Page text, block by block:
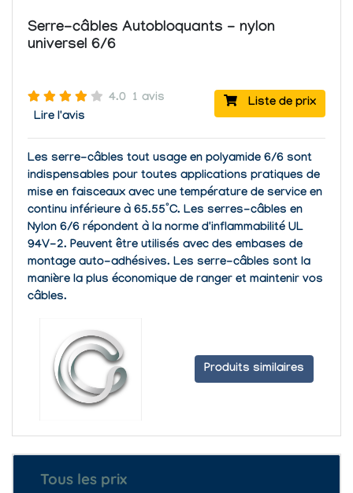
Serre-câbles Autobloquants - nylon
universel 6/6
Liste de prix
4.0 1 avis
Lire l'avis
Les serre-câbles tout usage en polyamide 6/6 sont
indispensables pour toutes applications pratiques de
mise en faisceaux avec une température de service en
continu inférieure à 65.55°C. Les serres-câbles en
Nylon 6/6 répondent à la norme d'inflammabilité UL
94V-2. Peuvent être utilisés avec des embases de
montage auto-adhésives. Les serre-câbles sont la
manière la plus économique de ranger et maintenir vos
câbles.
Produits similaires
Tous les prix